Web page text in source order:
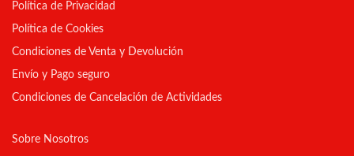
Política de Privacidad
Política de Cookies
Condiciones de Venta y Devolución
Envío y Pago seguro
Condiciones de Cancelación de Actividades
Sobre Nosotros